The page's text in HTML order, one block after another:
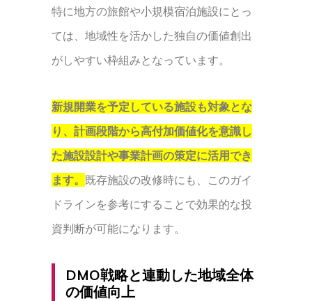
特に地方の旅館や小規模宿泊施設にとっ
ては、地域性を活かした独自の価値創出
がしやすい枠組みとなっています。
新規開業を予定している施設も対象とな
り、計画段階から高付加価値化を意識し
た施設設計や事業計画の策定に活用でき
ます。 既存施設の改修時にも、このガイ
ドラインを参考にすることで効果的な投
資判断が可能になります。
DMO戦略と連動した地域全体
の価値向上